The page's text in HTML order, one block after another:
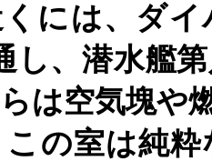
くには、ダ
し、潜水艦
は空気塊や
の室は純